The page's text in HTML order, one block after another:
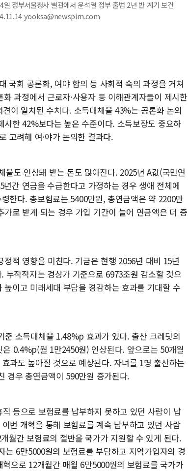
정부서울청사 별관에서 윤석열 정부 출범 2년 반 계기 보건
yooksa@newspim.com
국회 공론화, 여야 합의 등 사회적 숙의 과정을 거쳐
과정에서 근로자·사용자 등 이해관계자들이 제시한
이 일치된 수치다. 소득대체율 43%는 공론화 논의
한 42%보다는 높은 수준이다. 소득보장도 중요하
고려해 여·야가 논의한 결과다.
도 인상돼 받는 돈도 많아진다. 2025년 A값(국민연
간 연금을 수급한다고 가정하는 경우 생애 전체에
한다. 총보험료는 5400만원, 총연금액은 약 2200만
로 받게 되는 경우 가입 기간이 늘어 연금액은 더 증
적 영향을 미친다. 기금은 현행 2056년 대비 15년
적적자는 경상가 기준으로 6973조원 감소할 것으
이고 미래세대 부담을 경감하는 효과를 기대할 수
소득대체율 1.48%p 효과가 있다. 출산 크레딧의
0.4%p(월 1만2450원) 인상된다. 앞으로는 50개월
과도 높아질 것으로 예상된다. 자녀를 1명 출산하는
경우 총연금액이 590만원 증가된다.
등으로 보험료를 납부하지 못하고 있던 사람이 납
번 개혁을 통해 보험료를 계속 납부하고 있던 사람
월간 보험료의 절반을 국가가 지원할 수 있게 된다.
6만5000원의 보험료를 부담하고 지역가입자의 경
으로 12개월간 매월 6만5000원의 보험료를 국가가